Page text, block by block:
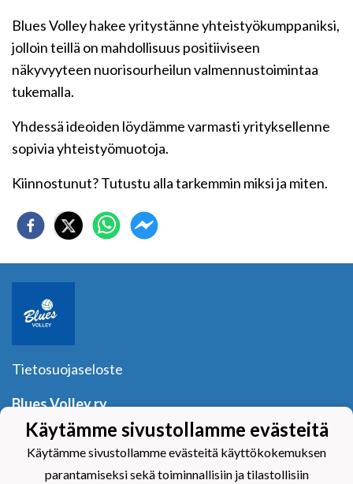
Blues Volley hakee yritystänne yhteistyökumppaniksi,
jolloin teillä on mahdollisuus positiiviseen
näkyvyyteen nuorisourheilun valmennustoimintaa
tukemalla.
Yhdessä ideoiden löydämme varmasti yrityksellenne
sopivia yhteistyömuotoja.
Kiinnostunut? Tutustu alla tarkemmin miksi ja miten.
Tietosuojaseloste
Blues Volley ry
Y-tunnus:
1040601-2
Yhteystiedot
Käytämme sivustollamme evästeitä
Käytämme sivustollamme evästeitä käyttökokemuksen
parantamiseksi sekä toiminnallisiin ja tilastollisiin